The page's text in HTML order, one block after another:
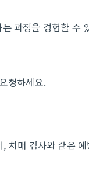
과정을 경험할 수
청하세요.
치매 검사와 같은